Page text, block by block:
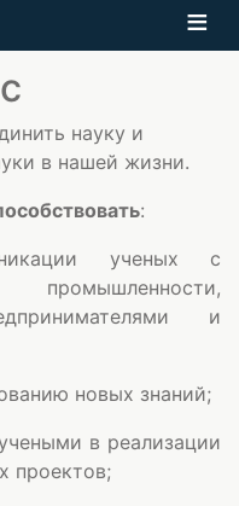
науку и
в нашей жизни.
:
ученых с
и
новых знаний;
в реализации
проектов;